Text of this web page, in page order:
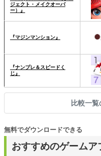
ジェクト・メイクオーバ
ー）』
『マジンマンション』
『ナンプレ＆スピードく
じ』
比較一
おすすめのゲームア
無料でダウンロードできる